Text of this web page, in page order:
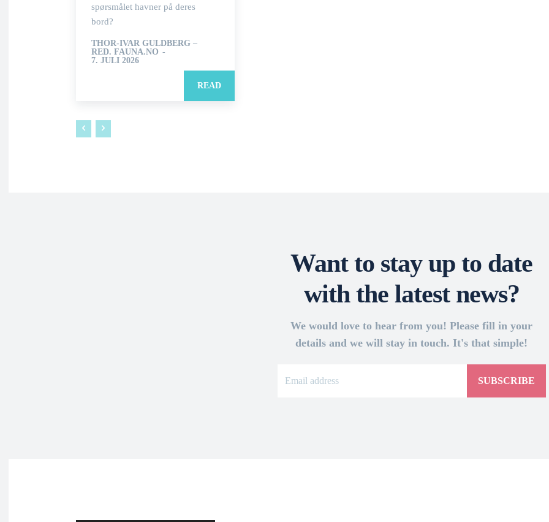
spørsmålet havner på deres
bord?
THOR-IVAR GULDBERG –
RED. FAUNA.NO -
7. JULI 2026
READ
Want to stay up to date
with the latest news?
We would love to hear from you! Please fill in your
details and we will stay in touch. It's that simple!
SUBSCRIBE